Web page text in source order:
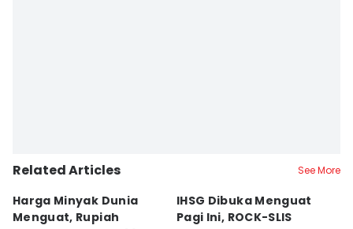
Related Articles See More
Harga Minyak Dunia
Menguat, Rupiah
IHSG Dibuka Menguat
Pagi Ini, ROCK-SLIS